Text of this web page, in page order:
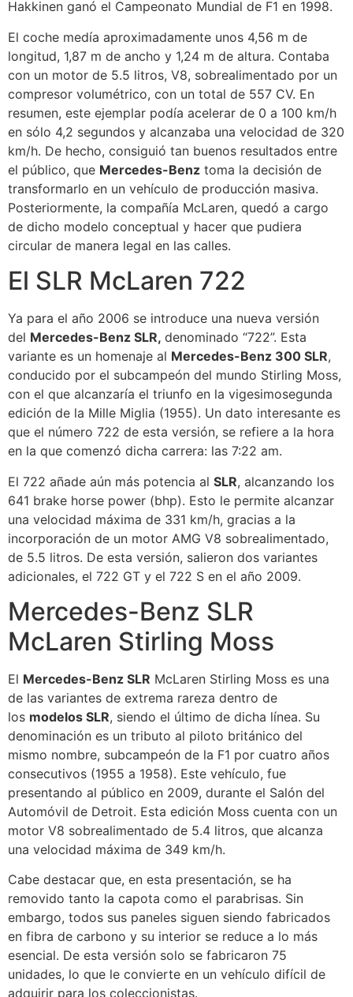
Hakkinen ganó el Campeonato Mundial de F1 en 1998.
El coche medía aproximadamente unos 4,56 m de
longitud, 1,87 m de ancho y 1,24 m de altura. Contaba
con un motor de 5.5 litros, V8, sobrealimentado por un
compresor volumétrico, con un total de 557 CV. En
resumen, este ejemplar podía acelerar de 0 a 100 km/h
en sólo 4,2 segundos y alcanzaba una velocidad de 320
km/h. De hecho, consiguió tan buenos resultados entre
el público, que Mercedes-Benz toma la decisión de
transformarlo en un vehículo de producción masiva.
Posteriormente, la compañía McLaren, quedó a cargo
de dicho modelo conceptual y hacer que pudiera
circular de manera legal en las calles.
El SLR McLaren 722
Ya para el año 2006 se introduce una nueva versión
del Mercedes-Benz SLR, denominado “722”. Esta
variante es un homenaje al Mercedes-Benz 300 SLR,
conducido por el subcampeón del mundo Stirling Moss,
con el que alcanzaría el triunfo en la vigesimosegunda
edición de la Mille Miglia (1955). Un dato interesante es
que el número 722 de esta versión, se refiere a la hora
en la que comenzó dicha carrera: las 7:22 am.
El 722 añade aún más potencia al SLR, alcanzando los
641 brake horse power (bhp). Esto le permite alcanzar
una velocidad máxima de 331 km/h, gracias a la
incorporación de un motor AMG V8 sobrealimentado,
de 5.5 litros. De esta versión, salieron dos variantes
adicionales, el 722 GT y el 722 S en el año 2009.
Mercedes-Benz SLR
McLaren Stirling Moss
El Mercedes-Benz SLR McLaren Stirling Moss es una
de las variantes de extrema rareza dentro de
los modelos SLR, siendo el último de dicha línea. Su
denominación es un tributo al piloto británico del
mismo nombre, subcampeón de la F1 por cuatro años
consecutivos (1955 a 1958). Este vehículo, fue
presentando al público en 2009, durante el Salón del
Automóvil de Detroit. Esta edición Moss cuenta con un
motor V8 sobrealimentado de 5.4 litros, que alcanza
una velocidad máxima de 349 km/h.
Cabe destacar que, en esta presentación, se ha
removido tanto la capota como el parabrisas. Sin
embargo, todos sus paneles siguen siendo fabricados
en fibra de carbono y su interior se reduce a lo más
esencial. De esta versión solo se fabricaron 75
unidades, lo que le convierte en un vehículo difícil de
adquirir para los coleccionistas.